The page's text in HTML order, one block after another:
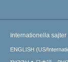
Internationella sajter
ENGLISH (US/